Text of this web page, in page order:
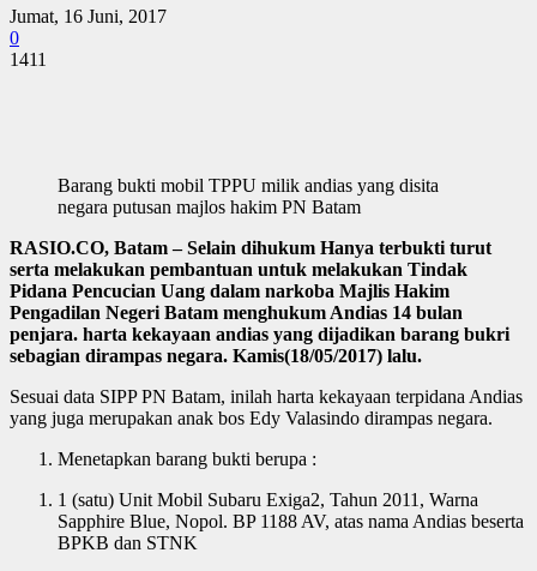
Jumat, 16 Juni, 2017
0
1411
Barang bukti mobil TPPU milik andias yang disita
negara putusan majlos hakim PN Batam
RASIO.CO, Batam – Selain dihukum Hanya terbukti turut
serta melakukan pembantuan untuk melakukan Tindak
Pidana Pencucian Uang dalam narkoba Majlis Hakim
Pengadilan Negeri Batam menghukum Andias 14 bulan
penjara. harta kekayaan andias yang dijadikan barang bukri
sebagian dirampas negara. Kamis(18/05/2017) lalu.
Sesuai data SIPP PN Batam, inilah harta kekayaan terpidana Andias
yang juga merupakan anak bos Edy Valasindo dirampas negara.
Menetapkan barang bukti berupa :
1 (satu) Unit Mobil Subaru Exiga2, Tahun 2011, Warna
Sapphire Blue, Nopol. BP 1188 AV, atas nama Andias beserta
BPKB dan STNK